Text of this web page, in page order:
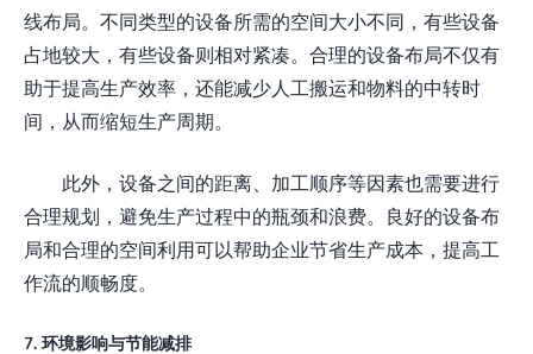
线布局。不同类型的设备所需的空间大小不同，有些设备
占地较大，有些设备则相对紧凑。合理的设备布局不仅有
助于提高生产效率，还能减少人工搬运和物料的中转时
间，从而缩短生产周期。
此外，设备之间的距离、加工顺序等因素也需要进行
合理规划，避免生产过程中的瓶颈和浪费。良好的设备布
局和合理的空间利用可以帮助企业节省生产成本，提高工
作流的顺畅度。
7. 环境影响与节能减排